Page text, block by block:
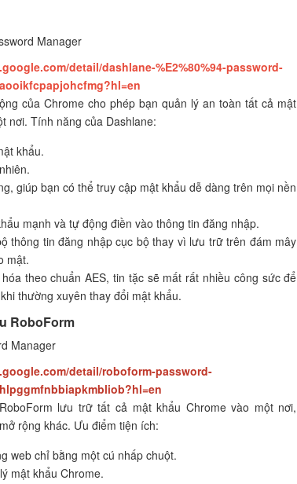
Manager
detail/dashlane-%E2%80%94-password-
của Chrome cho phép bạn quản lý an toàn tất cả mật
nơi. Tính năng của Dashlane:
khẩu.
giúp bạn có thể truy cập mật khẩu dễ dàng trên mọi nền
mạnh và tự động điền vào thông tin đăng nhập.
thông tin đăng nhập cục bộ thay vì lưu trữ trên đám mây
mật.
theo chuẩn AES, tin tặc sẽ mất rất nhiều công sức để
thường xuyên thay đổi mật khẩu.
RoboForm
Manager
detail/roboform-password-
lưu trữ tất cả mật khẩu Chrome vào một nơi,
rộng khác. Ưu điểm tiện ích:
web chỉ bằng một cú nhấp chuột.
mật khẩu Chrome.